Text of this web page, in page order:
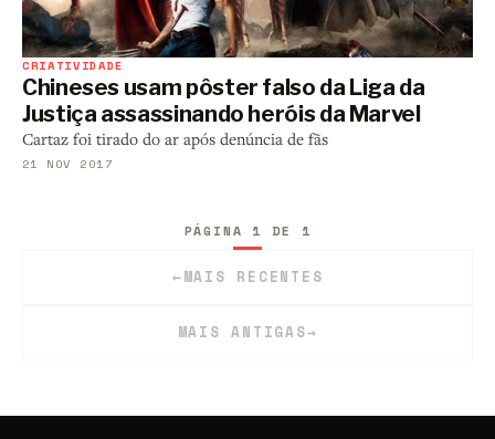
CRIATIVIDADE
Chineses usam pôster falso da Liga da
Justiça assassinando heróis da Marvel
Cartaz foi tirado do ar após denúncia de fãs
21 NOV 2017
←MAIS RECENTES
PÁGINA 1 DE 1
MAIS ANTIGAS→